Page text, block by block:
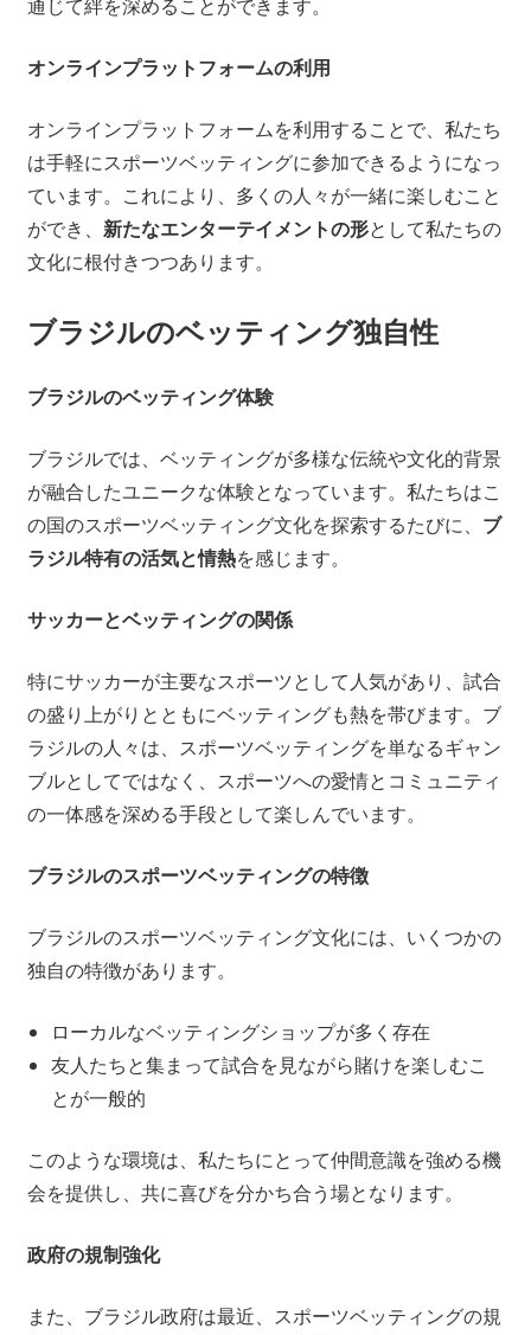
通じて絆を深めることができます。
オンラインプラットフォームの利用
オンラインプラットフォームを利用することで、私たち
は手軽にスポーツベッティングに参加できるようになっ
ています。これにより、多くの人々が一緒に楽しむこと
ができ、 新たなエンターテイメントの形として私たちの
文化に根付きつつあります。
ブラジルのベッティング独自性
ブラジルのベッティング体験
ブラジルでは、ベッティングが多様な伝統や文化的背景
が融合したユニークな体験となっています。私たちはこ
の国のスポーツベッティング文化を探索するたびに、 ブ
ラジル特有の活気と情熱を感じます。
サッカーとベッティングの関係
特にサッカーが主要なスポーツとして人気があり、試合
の盛り上がりとともにベッティングも熱を帯びます。ブ
ラジルの人々は、スポーツベッティングを単なるギャン
ブルとしてではなく、スポーツへの愛情とコミュニティ
の一体感を深める手段として楽しんでいます。
ブラジルのスポーツベッティングの特徴
ブラジルのスポーツベッティング文化には、いくつかの
独自の特徴があります。
ローカルなベッティングショップが多く存在
友人たちと集まって試合を見ながら賭けを楽しむこ
とが一般的
このような環境は、私たちにとって仲間意識を強める機
会を提供し、共に喜びを分かち合う場となります。
政府の規制強化
また、ブラジル政府は最近、スポーツベッティングの規